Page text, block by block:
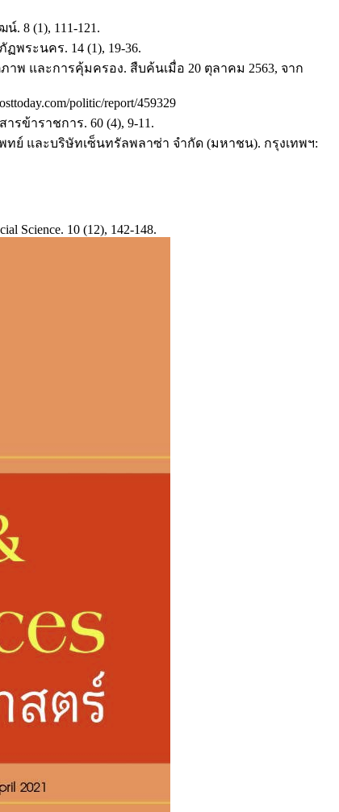
8 (1), 111-121.
พระนคร. 14 (1), 19-36.
พ และการคุ้มครอง. สืบค้นเมื่อ 20 ตุลาคม 2563, จาก
politic/report/459329
ข้าราชการ. 60 (4), 9-11.
ย์ และบริษัทเซ็นทรัลพลาซ่า จำกัด (มหาชน). กรุงเทพฯ:
Science. 10 (12), 142-148.